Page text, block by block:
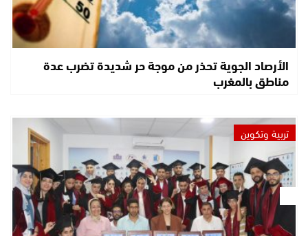
الأرصاد الجوية تحذر من موجة حر شديدة تضرب عدة
مناطق بالمغرب
تربية وتكوين